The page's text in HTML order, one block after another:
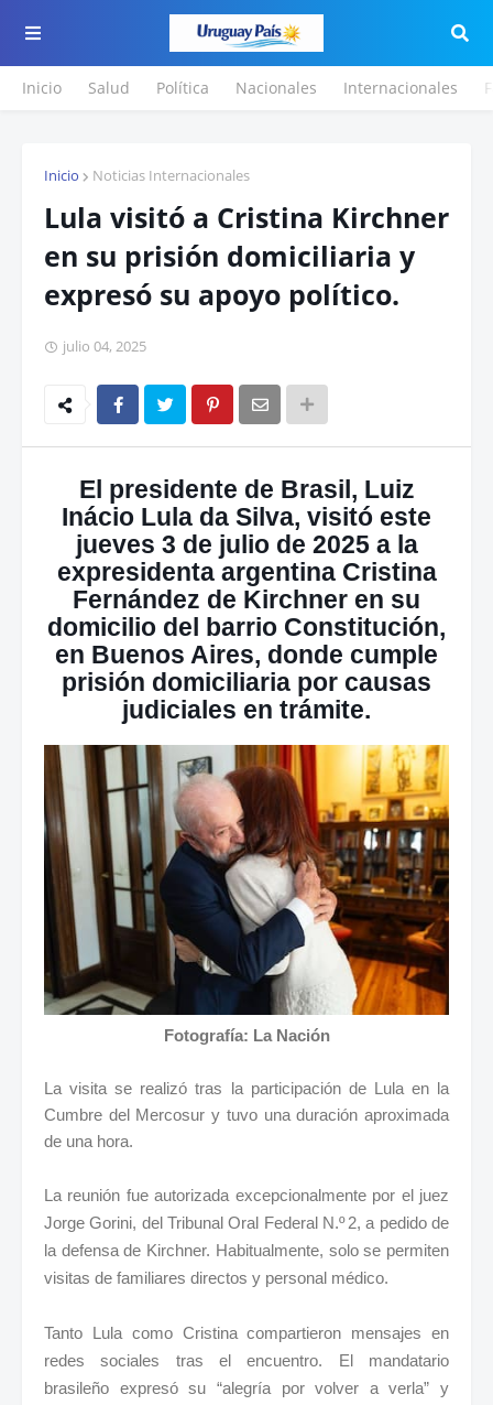
Inicio Salud Política Nacionales Internacionales
Inicio Noticias Internacionales
Lula visitó a Cristina Kirchner
en su prisión domiciliaria y
expresó su apoyo político.
julio 04, 2025
El presidente de Brasil, Luiz
Inácio Lula da Silva, visitó este
jueves 3 de julio de 2025 a la
expresidenta argentina Cristina
Fernández de Kirchner en su
domicilio del barrio Constitución,
en Buenos Aires, donde cumple
prisión domiciliaria por causas
judiciales en trámite.
Fotografía: La Nación
La visita se realizó tras la participación de Lula en la
Cumbre del Mercosur y tuvo una duración aproximada
de una hora.
La reunión fue autorizada excepcionalmente por el juez
Jorge Gorini, del Tribunal Oral Federal N.º 2, a pedido de
la defensa de Kirchner. Habitualmente, solo se permiten
visitas de familiares directos y personal médico.
Tanto Lula como Cristina compartieron mensajes en
redes sociales tras el encuentro. El mandatario
brasileño expresó su “alegría por volver a verla” y